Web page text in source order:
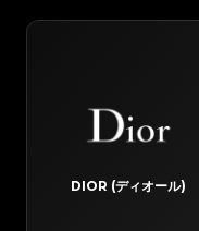
DIOR (ディオール)